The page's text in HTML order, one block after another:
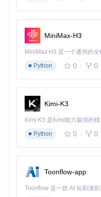
MiniMax-H3
Python
0 0
Kimi-K3
Python
0 0
Toonflow-app